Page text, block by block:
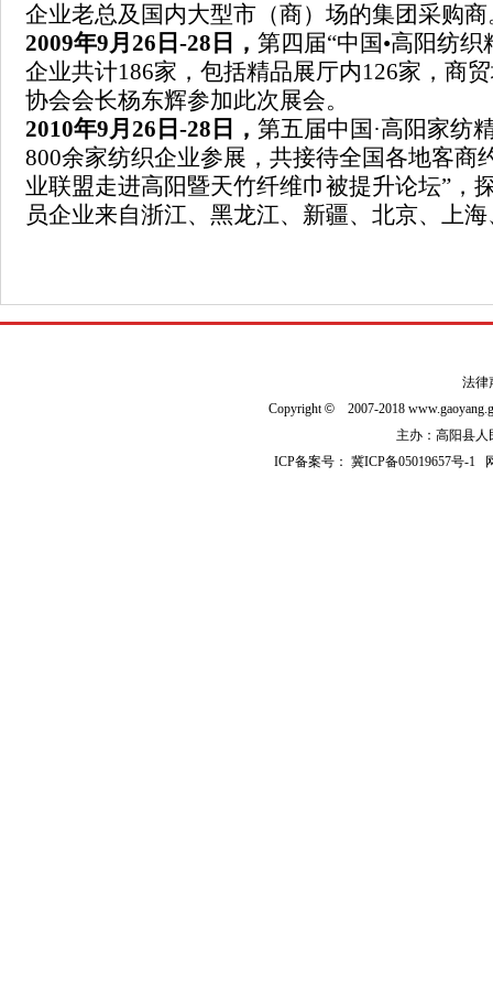
企业老总及国内大型市（商）场的集团采购商
2009年9月26日 -28 日， 第四届“中国•高阳纺织
企业共计186家，包括精品展厅内126家，商
协会会长杨东辉参加此次展会。
2010年9月26日 -28 日， 第五届中国·高阳家纺
800余家纺织企业参展，共接待全国各地客商
业联盟走进高阳暨天竹纤维巾被提升论坛”，
员企业来自浙江、黑龙江、新疆、北京、上
法律
Copyright© 2007-2018
主办：高阳县人
ICP备案号：冀ICP备05019657号-1